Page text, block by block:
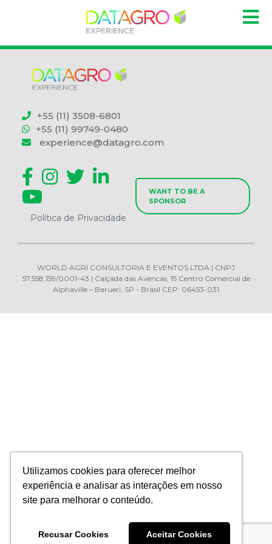
Utilizamos cookies para oferecer melhor
experiência e analisar as interações em nosso
site para melhorar o conteúdo.
Recusar Cookies Aceitar Cookies
+55 (11) 3508-6801
+55 (11) 99749-0480
experience@datagro.com
Política de Privacidade
WANT TO BE A
SPONSOR
WORLD AGRI CONSULTORIA E EVENTOS LTDA | CNPJ
57.558.159/0001-43 | Calçada das Avencas, 15 Centro Comercial de
Alphaville – Barueri, SP - Brasil CEP: 06453-031